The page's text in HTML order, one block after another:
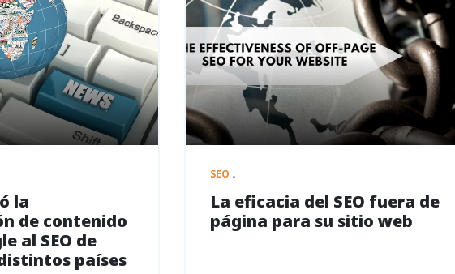
la
de contenido
al SEO de
países
SEO
La eficacia del SEO fuera de
página para su sitio web